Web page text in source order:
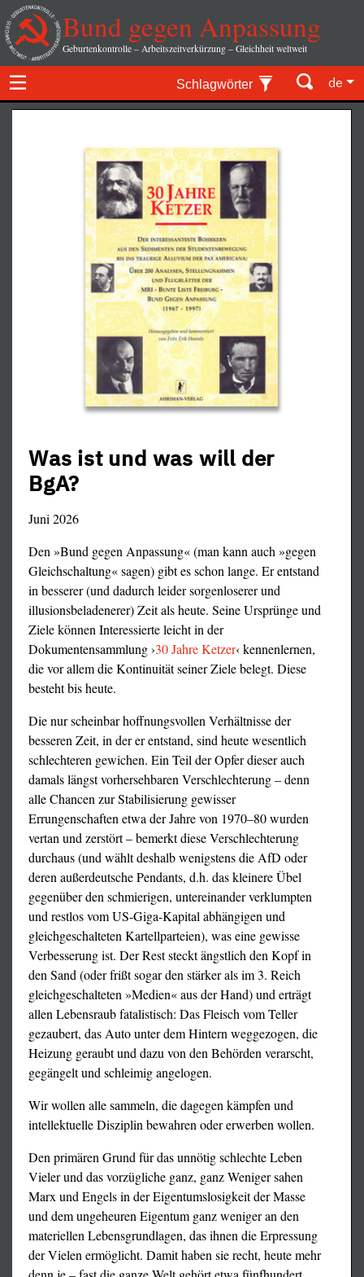
Bund gegen Anpassung
Geburtenkontrolle – Arbeitszeitverkürzung – Gleichheit weltweit
Schlagwörter de
Was ist und was will der
BgA?
Juni 2026
Den »Bund gegen Anpassung« (man kann auch »gegen
Gleichschaltung« sagen) gibt es schon lange. Er entstand
in besserer (und dadurch leider sorgenloserer und
illusionsbeladenerer) Zeit als heute. Seine Ursprünge und
Ziele können Interessierte leicht in der
Dokumentensammlung ›30 Jahre Ketzer‹ kennenlernen,
die vor allem die Kontinuität seiner Ziele belegt. Diese
besteht bis heute.
Die nur scheinbar hoffnungsvollen Verhältnisse der
besseren Zeit, in der er entstand, sind heute wesentlich
schlechteren gewichen. Ein Teil der Opfer dieser auch
damals längst vorhersehbaren Verschlechterung – denn
alle Chancen zur Stabilisierung gewisser
Errungenschaften etwa der Jahre von 1970–80 wurden
vertan und zerstört – bemerkt diese Verschlechterung
durchaus (und wählt deshalb wenigstens die AfD oder
deren außerdeutsche Pendants, d.h. das kleinere Übel
gegenüber den schmierigen, untereinander verklumpten
und restlos vom US-Giga-Kapital abhängigen und
gleichgeschalteten Kartellparteien), was eine gewisse
Verbesserung ist. Der Rest steckt ängstlich den Kopf in
den Sand (oder frißt sogar den stärker als im 3. Reich
gleichgeschalteten »Medien« aus der Hand) und erträgt
allen Lebensraub fatalistisch: Das Fleisch vom Teller
gezaubert, das Auto unter dem Hintern weggezogen, die
Heizung geraubt und dazu von den Behörden verarscht,
gegängelt und schleimig angelogen.
Wir wollen alle sammeln, die dagegen kämpfen und
intellektuelle Disziplin bewahren oder erwerben wollen.
Den primären Grund für das unnötig schlechte Leben
Vieler und das vorzügliche ganz, ganz Weniger sahen
Marx und Engels in der Eigentumslosigkeit der Masse
und dem ungeheuren Eigentum ganz weniger an den
materiellen Lebensgrundlagen, das ihnen die Erpressung
der Vielen ermöglicht. Damit haben sie recht, heute mehr